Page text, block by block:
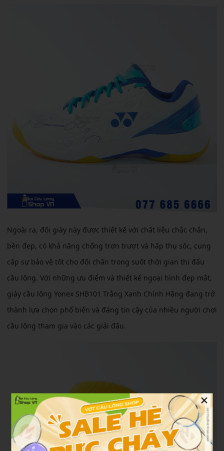
Ngoài ra, đôi giày này được thiết kế với chất liệu chắc chắn,
bền đẹp, có khả năng chống trơn trượt và hấp thụ sốc, cung
cấp sự bảo vệ tốt cho đôi chân trong suốt thời gian thi đấu
cầu lông. Với những ưu điểm và thiết kế ngoại hình đẹp mắt,
giày cầu lông Yonex SHB101 Trắng Xanh Chính Hãng đang trở
thành lựa chọn phổ biến và đáng tin cậy của nhiều người chơi
cầu lông tham gia vào các giải đấu.
×